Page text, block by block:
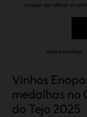
noticias /Vinhos
Concurso de Vinhos do
Vinhos
medalhas no
do Tejo 2025
recusar ou retirar o
sobre cookies